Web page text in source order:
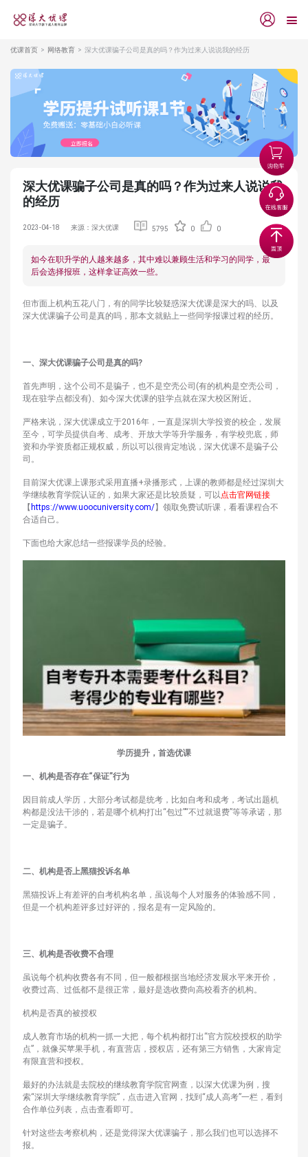
优课首页 网络教育 深大优课骗子公司是真的吗？作为过来人说说我的经历
深大优课骗子公司是真的吗？作为过来人说说我
的经历
2023-04-18 来源：深大优课 5795 0 0
如今在职升学的人越来越多，其中难以兼顾生活和学习的同学，最
后会选择报班，这样拿证高效一些。
但市面上机构五花八门，有的同学比较疑惑深大优课是深大的吗、以及
深大优课骗子公司是真的吗，那本文就贴上一些同学报课过程的经历。
一、深大优课骗子公司是真的吗?
首先声明，这个公司不是骗子，也不是空壳公司(有的机构是空壳公司，
现在驻学点都没有)、如今深大优课的驻学点就在深大校区附近。
严格来说，深大优课成立于2016年，一直是深圳大学投资的校企，发展
至今，可学员提供自考、成考、开放大学等升学服务，有学校兜底，师
资和办学资质都正规权威，所以可以很肯定地说，深大优课不是骗子公
司。
目前深大优课上课形式采用直播+录播形式，上课的教师都是经过深圳大
学继续教育学院认证的，如果大家还是比较质疑，可以点击官网链接
【 https://www.uoocuniversity.com/】领取免费试听课，看看课程合不
合适自己。
下面也给大家总结一些报课学员的经验。
学历提升，首选优课
一、机构是否存在“保证”行为
因目前成人学历，大部分考试都是统考，比如自考和成考，考试出题机
构都是没法干涉的，若是哪个机构打出“包过”“不过就退费”等等承诺，那
一定是骗子。
二、机构是否上黑猫投诉名单
黑猫投诉上有差评的自考机构名单，虽说每个人对服务的体验感不同，
但是一个机构差评多过好评的，报名是有一定风险的。
三、机构是否收费不合理
虽说每个机构收费各有不同，但一般都根据当地经济发展水平来开价，
收费过高、过低都不是很正常，最好是选收费向高校看齐的机构。
机构是否真的被授权
成人教育市场的机构一抓一大把，每个机构都打出“官方院校授权的助学
点”，就像买苹果手机，有直营店，授权店，还有第三方销售，大家肯定
有限直营和授权。
最好的办法就是去院校的继续教育学院官网查，以深大优课为例，搜
索“深圳大学继续教育学院”，点击进入官网，找到“成人高考”一栏，看到
合作单位列表，点击查看即可。
针对这些去考察机构，还是觉得深大优课骗子，那么我们也可以选择不
报。